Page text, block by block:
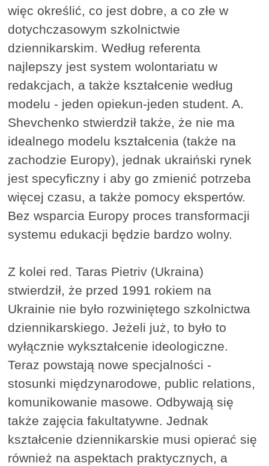
więc określić, co jest dobre, a co złe w
dotychczasowym szkolnictwie
dziennikarskim. Według referenta
najlepszy jest system wolontariatu w
redakcjach, a także kształcenie według
modelu - jeden opiekun-jeden student. A.
Shevchenko stwierdził także, że nie ma
idealnego modelu kształcenia (także na
zachodzie Europy), jednak ukraiński rynek
jest specyficzny i aby go zmienić potrzeba
więcej czasu, a także pomocy ekspertów.
Bez wsparcia Europy proces transformacji
systemu edukacji będzie bardzo wolny.
Z kolei red. Taras Pietriv (Ukraina)
stwierdził, że przed 1991 rokiem na
Ukrainie nie było rozwiniętego szkolnictwa
dziennikarskiego. Jeżeli już, to było to
wyłącznie wykształcenie ideologiczne.
Teraz powstają nowe specjalności -
stosunki międzynarodowe, public relations,
komunikowanie masowe. Odbywają się
także zajęcia fakultatywne. Jednak
kształcenie dziennikarskie musi opierać się
również na aspektach praktycznych, a